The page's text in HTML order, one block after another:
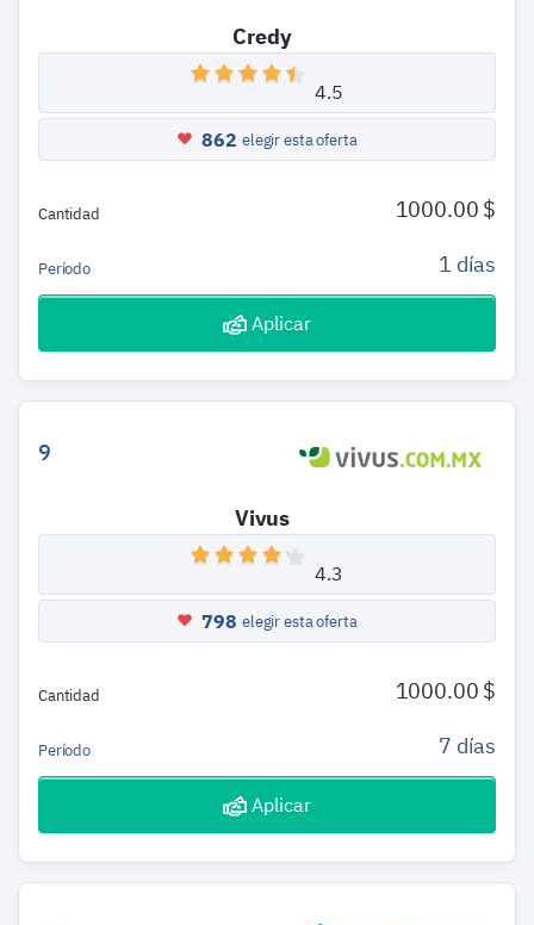
Credy
4.5
862 elegir esta oferta
Cantidad 1000.00 $
Período 1 días
Aplicar
9
Vivus
4.3
798 elegir esta oferta
Cantidad 1000.00 $
Período 7 días
Aplicar